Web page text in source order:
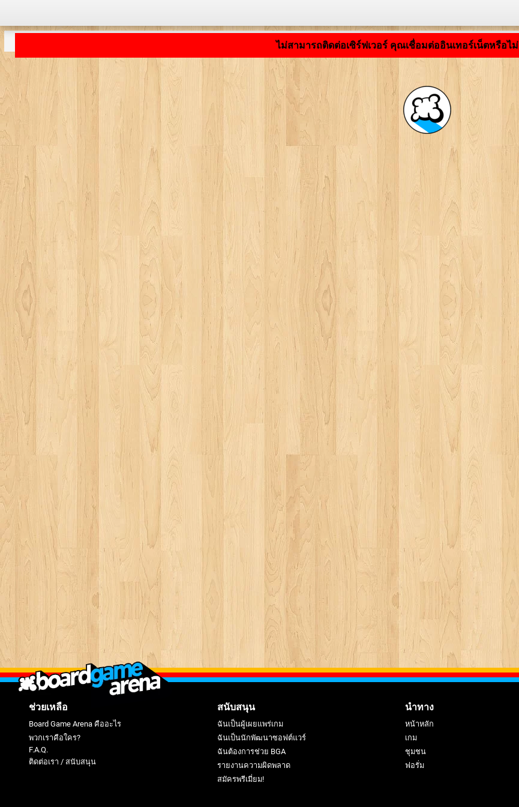
ไม่สามารถติดต่อเซิร์ฟเวอร์ คุณเชื่อมต่ออินเทอร์เน็ตหรือไม่
กำลังโหลดแอปพลิเคชัน ... ...
ช่วยเหลือ
Board Game Arena คืออะไร
พวกเราคือใคร?
F.A.Q.
ติดต่อเรา / สนับสนุน
สนับสนุน
ฉันเป็นผู้เผยแพร่เกม
ฉันเป็นนักพัฒนาซอฟต์แวร์
ฉันต้องการช่วย BGA
รายงานความผิดพลาด
สมัครพรีเมี่ยม!
นำทาง
หน้าหลัก
เกม
ชุมชน
ฟอรั่ม